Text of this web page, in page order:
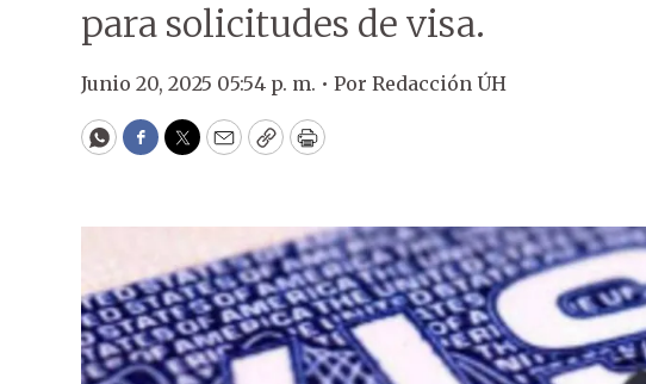
para solicitudes de visa.
Junio 20, 2025 05:54 p. m. • Por Redacción ÚH
WhatsApp
Facebook
Twitter
EmailCopyPrint